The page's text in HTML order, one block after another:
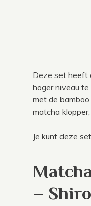
Deze set heeft
hoger niveau
met de
matcha
Je kunt deze
–